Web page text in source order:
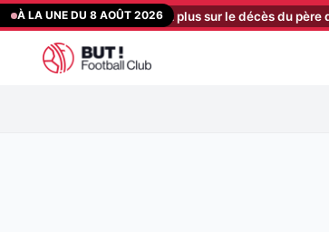
Aller
au
contenu
À LA UNE DU 8 AOÛT 2026
PSG : on en sait plus sur le décès du père de